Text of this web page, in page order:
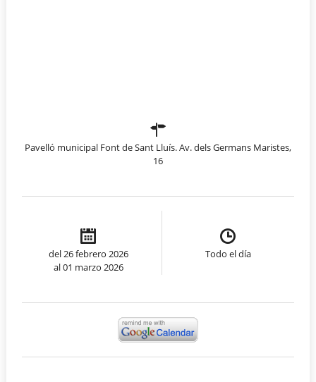
Pavelló municipal Font de Sant Lluís. Av. dels Germans Maristes,
16
del 26 febrero 2026
al 01 marzo 2026
Todo el día